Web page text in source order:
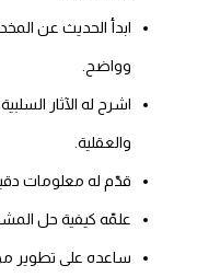
ابدأ الحديث عن
وواضح.
اشرح له الآثار
والعقلية.
قدّم له معلومات
علمّه كيفية حل
ساعده على تطوير